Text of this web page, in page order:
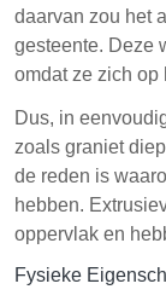
daarvan zou het
gesteente. Deze
omdat ze zich op
Dus, in
zoals graniet
de reden is
hebben.
oppervlak en
Fysieke